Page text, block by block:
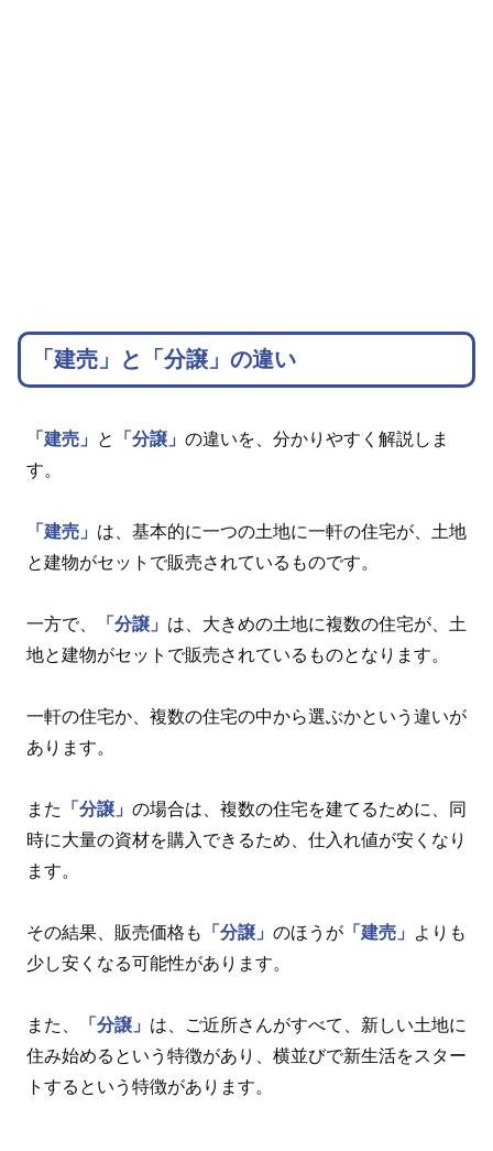
「建売」と「分譲」の違い
「建売」 と 「分譲」 の違いを、分かりやすく解説しま
す。
「建売」 は、基本的に一つの土地に一軒の住宅が、土地
と建物がセットで販売されているものです。
一方で、 「分譲」 は、大きめの土地に複数の住宅が、土
地と建物がセットで販売されているものとなります。
一軒の住宅か、複数の住宅の中から選ぶかという違いが
あります。
また 「分譲」 の場合は、複数の住宅を建てるために、同
時に大量の資材を購入できるため、仕入れ値が安くなり
ます。
その結果、販売価格も 「分譲」 のほうが 「建売」
よりも
少し安くなる可能性があります。
また、 「分譲」 は、ご近所さんがすべて、新しい土地に
住み始めるという特徴があり、横並びで新生活をスター
トするという特徴があります。